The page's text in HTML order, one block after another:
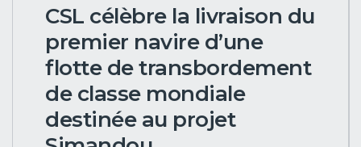
CSL célèbre la livraison du
premier navire d’une
flotte de transbordement
de classe mondiale
destinée au projet